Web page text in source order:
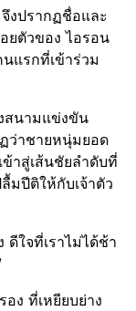
งปรากฏชื่อและ
ยตัวของ ไอรอน
แรกที่เข้าร่วม
สนามแข่งขัน
ว่าชายหนุ่มยอด
ข้าสู่เส้นชัยลำดับที่
มปีติให้กับเจ้าตัว
ดีใจที่เราไม่ได้ช้า
ง ที่เหยียบย่าง